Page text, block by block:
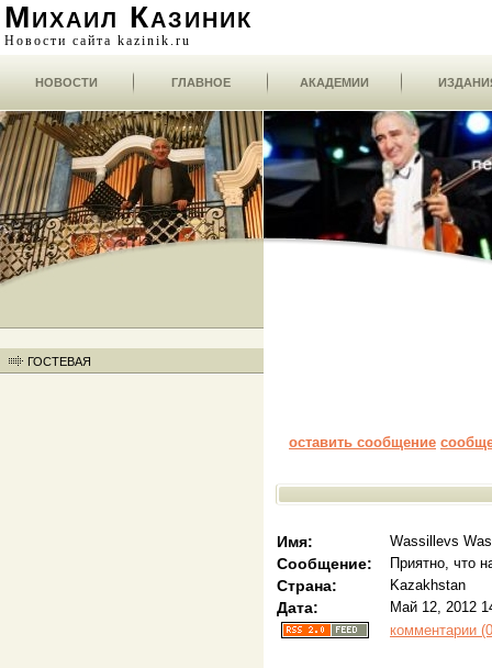
Михаил Казиник
Новости сайта kazinik.ru
НОВОСТИ ГЛАВНОЕ АКАДЕМИИ
ГОСТЕВАЯ
оставить сообщение
Имя: Wassillevs
Сообщение: Приятно, что
Страна: Kazakhstan
Дата:
Май 12, 2012
комментарии